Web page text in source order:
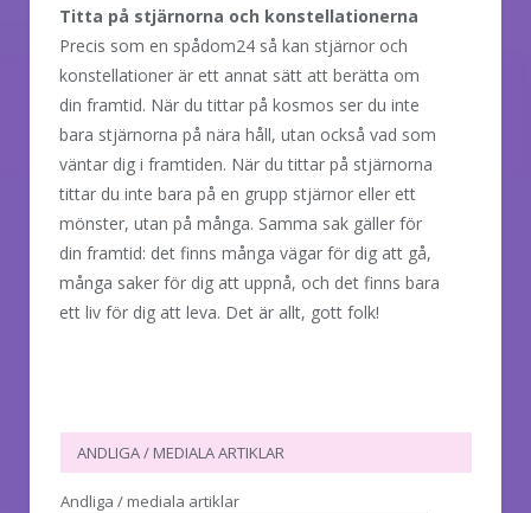
Titta på stjärnorna och konstellationerna
Precis som en spådom24 så kan stjärnor och
konstellationer är ett annat sätt att berätta om
din framtid. När du tittar på kosmos ser du inte
bara stjärnorna på nära håll, utan också vad som
väntar dig i framtiden. När du tittar på stjärnorna
tittar du inte bara på en grupp stjärnor eller ett
mönster, utan på många. Samma sak gäller för
din framtid: det finns många vägar för dig att gå,
många saker för dig att uppnå, och det finns bara
ett liv för dig att leva. Det är allt, gott folk!
ANDLIGA / MEDIALA ARTIKLAR
Andliga / mediala artiklar